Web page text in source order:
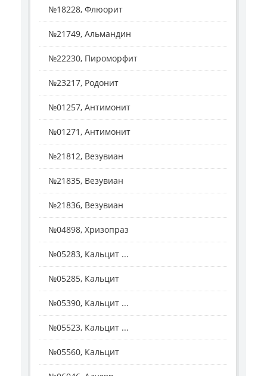
№18228, Флюорит
№21749, Альмандин
№22230, Пироморфит
№23217, Родонит
№01257, Антимонит
№01271, Антимонит
№21812, Везувиан
№21835, Везувиан
№21836, Везувиан
№04898, Хризопраз
№05283, Кальцит ...
№05285, Кальцит
№05390, Кальцит ...
№05523, Кальцит ...
№05560, Кальцит